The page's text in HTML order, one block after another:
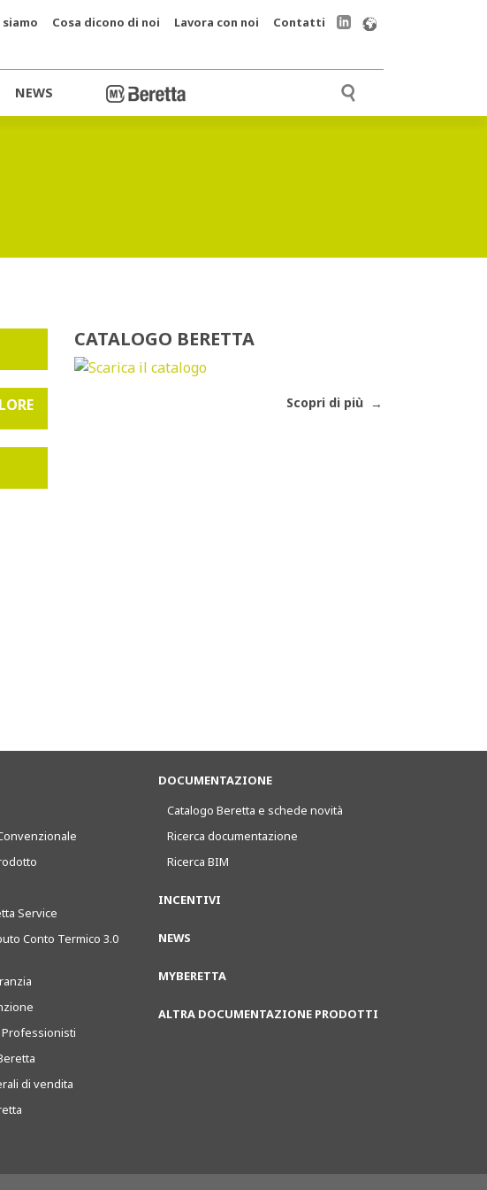
NEWS
siamo Cosa dicono di noi Lavora con noi Contatti
CATALOGO BERETTA
Scopri di più
Service
Conto Termico 3.0
di vendita
DOCUMENTAZIONE
Catalogo Beretta e schede novità
Ricerca documentazione
Ricerca BIM
INCENTIVI
NEWS
MYBERETTA
ALTRA DOCUMENTAZIONE PRODOTTI